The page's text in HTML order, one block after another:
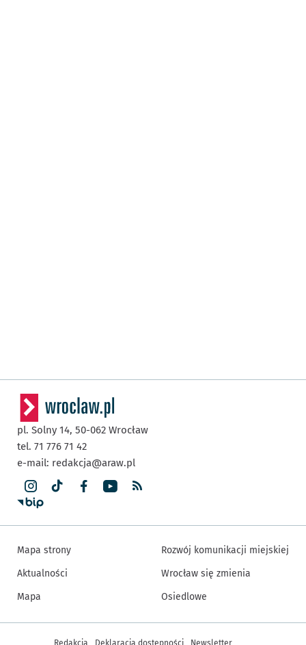
pl. Solny 14, 50-062 Wrocław
tel. 71 776 71 42
e-mail: redakcja@araw.pl
Mapa strony
Aktualności
Mapa
Rozwój komunikacji miejskiej
Wrocław się zmienia
Osiedlowe
Inne informacje
Redakcja Deklaracja dostępności Newsletter